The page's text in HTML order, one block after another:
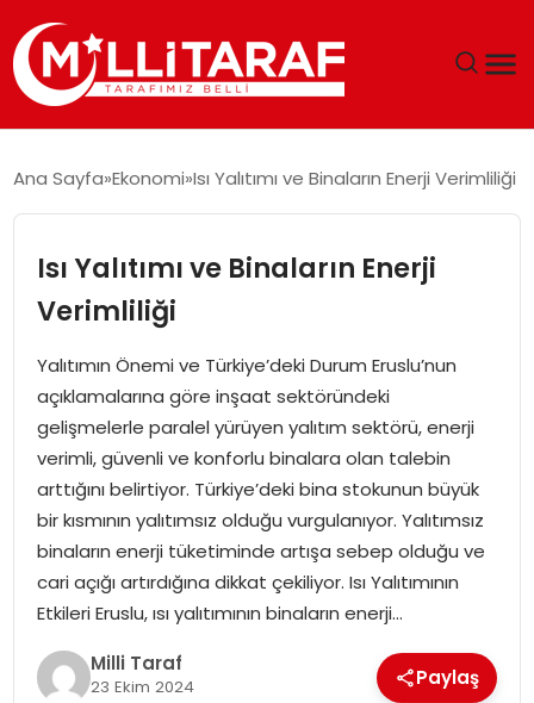
ÖZEL SAYFALAR
TEKNOLOJI
SPOR
SIYASET
MAGAZIN
Ana Sayfa Ekonomi Isı Yalıtımı ve Binaların Enerji Verimliliği
Isı Yalıtımı ve Binaların Enerji
Verimliliği
Yalıtımın Önemi ve Türkiye’deki Durum Eruslu’nun
açıklamalarına göre inşaat sektöründeki
gelişmelerle paralel yürüyen yalıtım sektörü, enerji
verimli, güvenli ve konforlu binalara olan talebin
arttığını belirtiyor. Türkiye’deki bina stokunun büyük
bir kısmının yalıtımsız olduğu vurgulanıyor. Yalıtımsız
binaların enerji tüketiminde artışa sebep olduğu ve
cari açığı artırdığına dikkat çekiliyor. Isı Yalıtımının
Etkileri Eruslu, ısı yalıtımının binaların enerji…
Milli Taraf
23 Ekim 2024 Paylaş